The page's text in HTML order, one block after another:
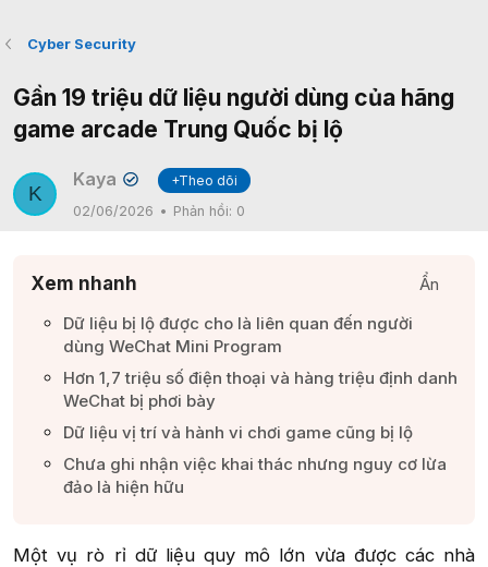
Cyber Security
Gần 19 triệu dữ liệu người dùng của hãng
game arcade Trung Quốc bị lộ
K
Kaya ✔
+Theo dõi
02/06/2026
Phản hồi: 0
Xem nhanh
Ẩn
Dữ liệu bị lộ được cho là liên quan đến người
dùng WeChat Mini Program​
Hơn 1,7 triệu số điện thoại và hàng triệu định danh
WeChat bị phơi bày​
Dữ liệu vị trí và hành vi chơi game cũng bị lộ​
Chưa ghi nhận việc khai thác nhưng nguy cơ lừa
đảo là hiện hữu​
Một vụ rò rỉ dữ liệu quy mô lớn vừa được các nhà